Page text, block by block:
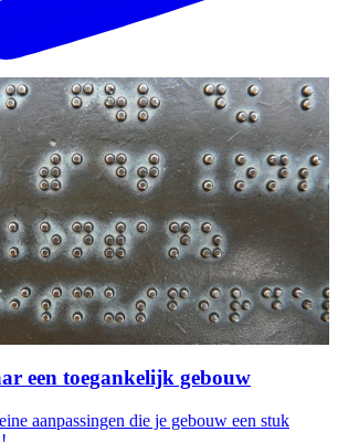
een toegankelijk gebouw
aanpassingen die je gebouw een stuk